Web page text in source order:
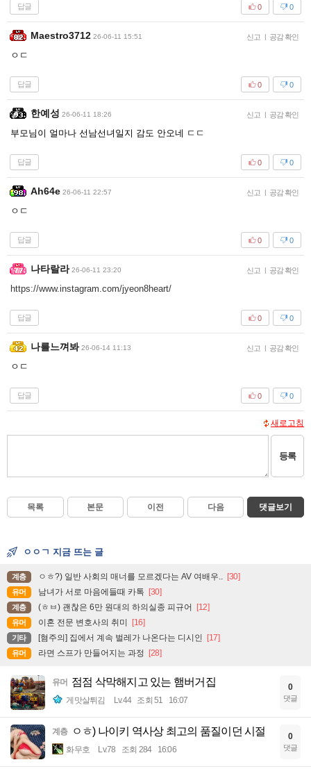
답글 0
0
Maestro3712 26-06-11 15:51 신고 | 공감 확인
ㅇㄷ
답글 0
0
한예성 26-06-11 18:26 신고 | 공감 확인
부모님이 얼마나 선남선녀일지 감도 안오네 ㄷㄷ
답글 0
0
Ah64e 26-06-11 22:57 신고 | 공감 확인
ㅇㄷ
답글 0
0
나타랄라 26-06-11 23:20 신고 | 공감 확인
https://www.instagram.com/jyeon8heart/
답글 0
0
나를느껴봐 26-06-14 11:13 신고 | 공감 확인
ㅇㄷ
답글 0
0
새로고침
등록
목록 본문 이전 다음 댓글보기
ㅇㅇㄱ 지금 뜨는 글
계층 ㅇㅎ?) 일반 사회의 매너를 모르겠다는 AV 여배우.. [30]
유머 남녀가 서로 마음에들때 카톡 [30]
계층 (ㅎㅂ) 괜찮은 6만 원대의 하의실종 피규어 [12]
유머 이혼 전문 변호사의 취미 [16]
기타 [혐주의] 집에서 계속 벌레가 나온다는 디시인 [17]
유머 라면 스프가 만들어지는 과정 [28]
유머 점점 삭막해지고 있는 햄버거집
게맛살튀김 Lv.44 조회 51 16:07
0
댓글
계층 ㅇㅎ) 나이키 역사상 최고의 품질이던 시절
화무호 Lv.78 조회 284 16:06
0
댓글